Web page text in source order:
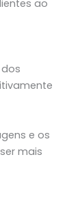
ao
e os
mais